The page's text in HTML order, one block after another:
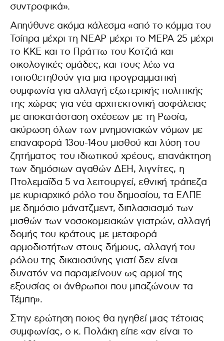
συντροφικά».
Απηύθυνε ακόμα κάλεσμα «από το κόμμα του
Τσίπρα μέχρι τη ΝΕΑΡ μέχρι το ΜΕΡΑ 25 μέχρι
το ΚΚΕ και το Πράττω του Κοτζιά και
οικολογικές ομάδες, και τους λέω να
τοποθετηθούν για μια προγραμματική
συμφωνία για αλλαγή εξωτερικής πολιτικής
της χώρας για νέα αρχιτεκτονική ασφάλειας
με αποκατάσταση σχέσεων με τη Ρωσία,
ακύρωση όλων των μνημονιακών νόμων με
επαναφορά 13ου-14ου μισθού και λύση του
ζητήματος του ιδιωτικού χρέους, επανάκτηση
των δημόσιων αγαθών ΔΕΗ, λιγνίτες, η
Πτολεμαϊδα 5 να λειτουργεί, εθνική τράπεζα
με κυριαρχικό ρόλο του δημοσίου, τα ΕΛΠΕ
με δημόσιο μάνατζμεντ, διπλασιασμό των
μισθών των νοσοκομειακών γιατρών, αλλαγή
δομής του κράτους με μεταφορά
αρμοδιοτήτων στους δήμους, αλλαγή του
ρόλου της δικαιοσύνης γιατί δεν είναι
δυνατόν να παραμείνουν ως αρμοί της
εξουσίας οι άνθρωποι που μπαζώνουν τα
Τέμπη».
Στην ερώτηση ποιος θα ηγηθεί μιας τέτοιας
συμφωνίας, ο κ. Πολάκη είπε «αν είναι το